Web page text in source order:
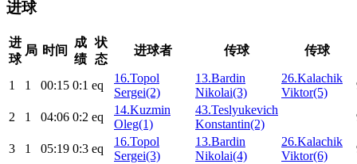
进球
进
球
局 时间
成
绩
状
态
进球者 传球 传球
1 1 00:15 0:1 eq
16.Topol
Sergei(2)
13.Bardin
Nikolai(3)
26.Kalachik
Viktor(5)
2 1 04:06 0:2 eq
14.Kuzmin
Oleg(1)
43.Teslyukevich
Konstantin(2)
3 1 05:19 0:3 eq
16.Topol
Sergei(3)
13.Bardin
Nikolai(4)
26.Kalachik
Viktor(6)